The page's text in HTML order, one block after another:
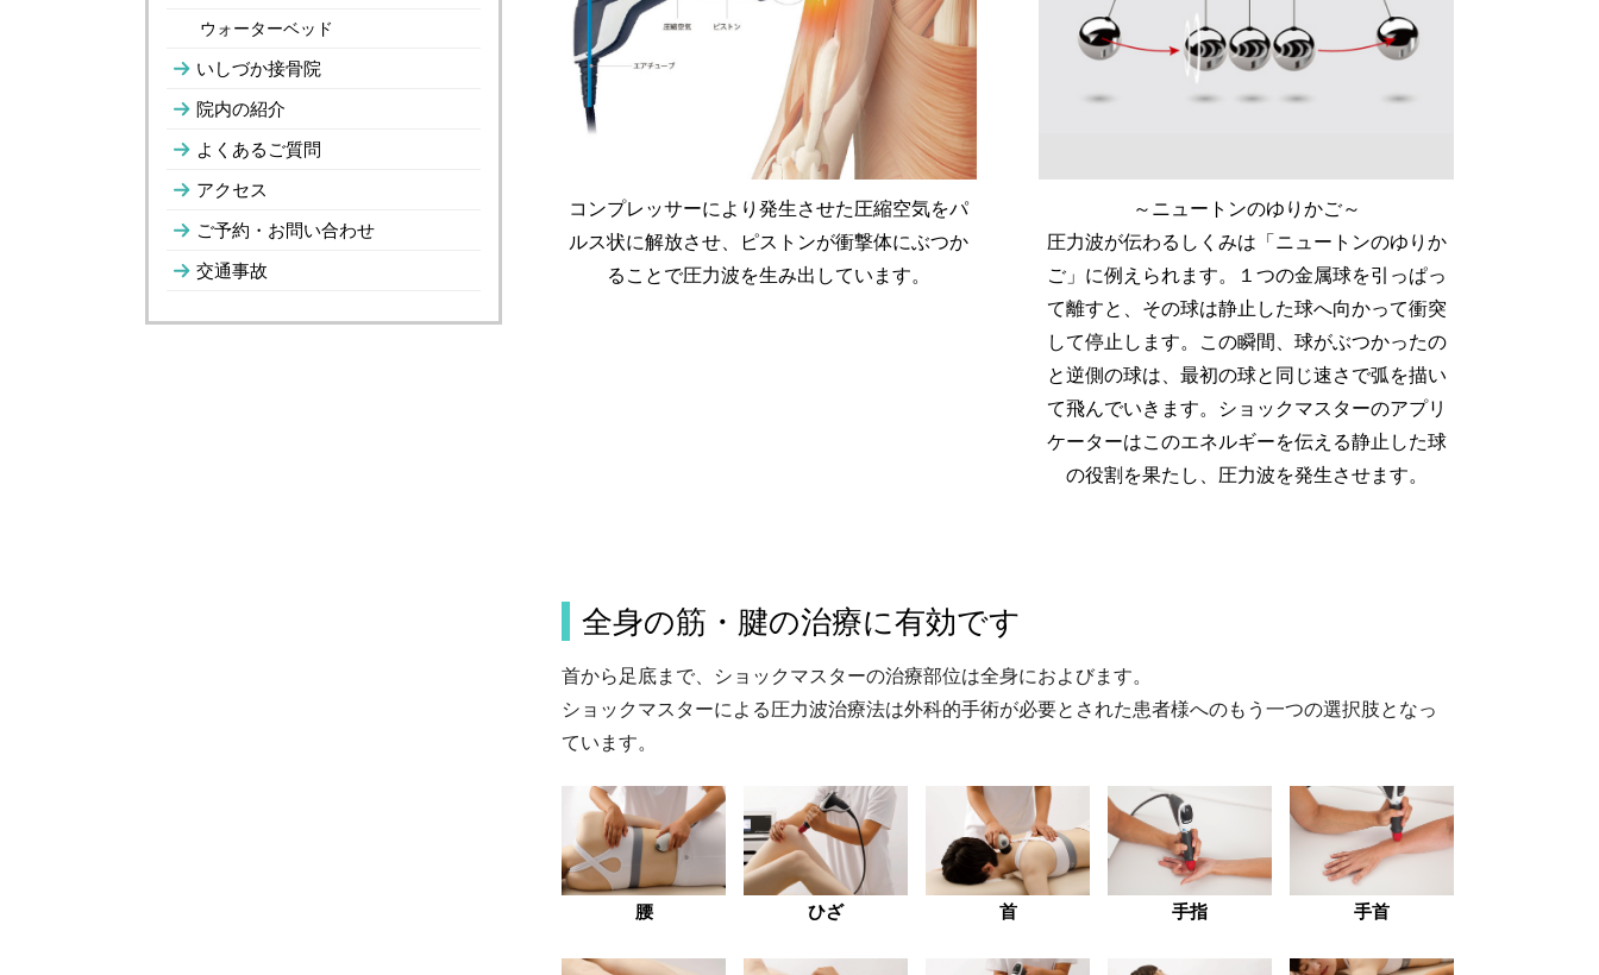
コンプレッサーにより発生させた圧縮空気をパ
ルス状に解放させ、ピストンが衝撃体にぶつか
ることで圧力波を生み出しています。
～ニュートンのゆりかご～
圧力波が伝わるしくみは「ニュートンのゆりか
ご」に例えられます。１つの金属球を引っぱっ
て離すと、その球は静止した球へ向かって衝突
して停止します。この瞬間、球がぶつかったの
と逆側の球は、最初の球と同じ速さで弧を描い
て飛んでいきます。ショックマスターのアプリ
ケーターはこのエネルギーを伝える静止した球
の役割を果たし、圧力波を発生させます。
全身の筋・腱の治療に有効です
首から足底まで、ショックマスターの治療部位は全身におよびます。
ショックマスターによる圧力波治療法は外科的手術が必要とされた患者様へのもう一つの選択肢となっ
ています。
腰 ひざ 首 手指 手首
ウォーターベッド
いしづか接骨院
院内の紹介
よくあるご質問
アクセス
ご予約・お問い合わせ
交通事故